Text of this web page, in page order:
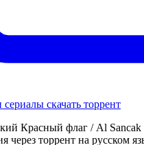
скачать торрент
Красный флаг / Al Sancak
через торрент на русском